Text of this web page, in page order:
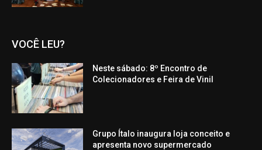
VOCÊ LEU?
Neste sábado: 8º Encontro de
Colecionadores e Feira de Vinil
Grupo Ítalo inaugura loja conceito e
apresenta novo supermercado